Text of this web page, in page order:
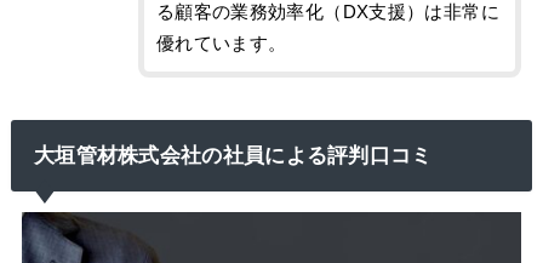
る顧客の業務効率化（DX支援）は非常に
優れています。
大垣管材株式会社の社員による評判口コミ